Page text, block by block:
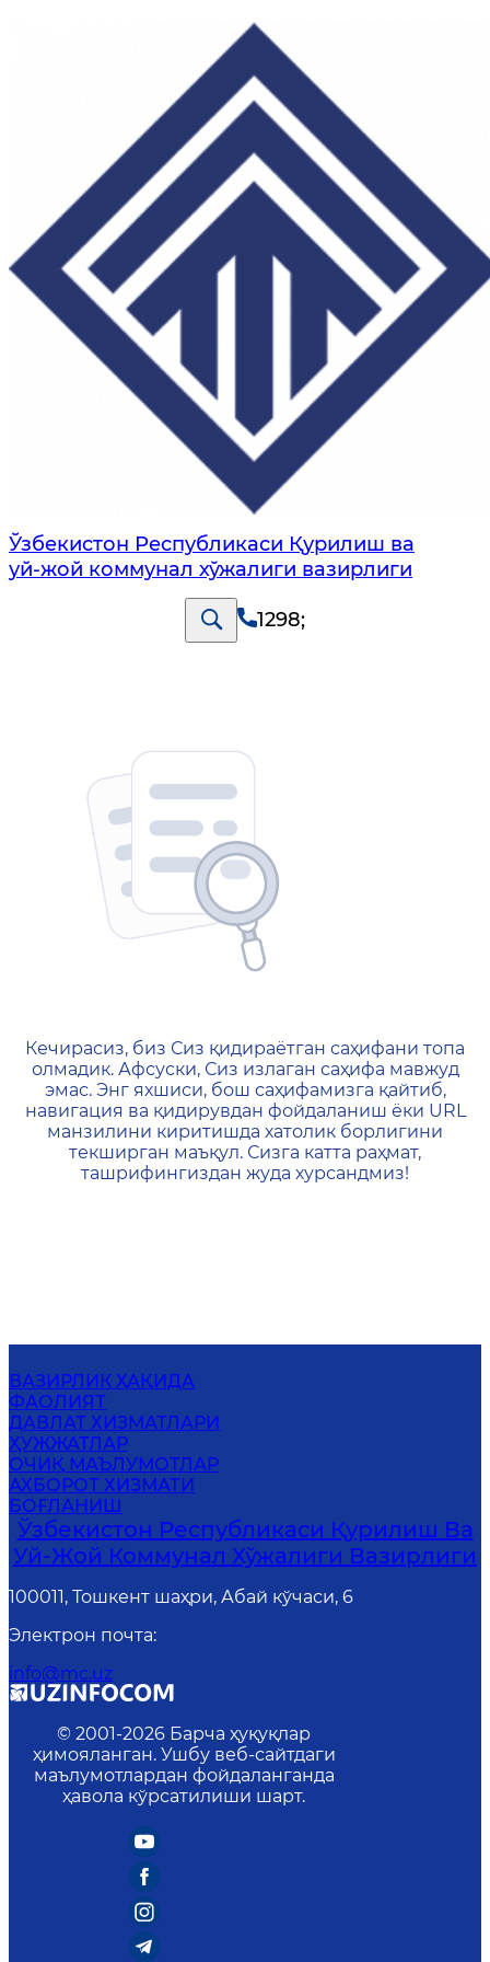
Ўзбекистон Республикаси Қурилиш ва
уй-жой коммунал хўжалиги вазирлиги
1298;
404 — Страница не
Кечирасиз, биз Сиз қидираётган саҳифани топа
олмадик. Афсуски, Сиз излаган саҳифа мавжуд
эмас. Энг яхшиси, бош саҳифамизга қайтиб,
навигация ва қидирувдан фойдаланиш ёки URL
манзилини киритишда хатолик борлигини
текширган маъқул. Сизга катта раҳмат,
ташрифингиздан жуда хурсандмиз!
ВАЗИРЛИК ҲАҚИДА
ФАОЛИЯТ
ДАВЛАТ ХИЗМАТЛАРИ
ҲУЖЖАТЛАР
ОЧИҚ МАЪЛУМОТЛАР
АХБОРОТ ХИЗМАТИ
БОҒЛАНИШ
Ўзбекистон Республикаси Қурилиш Ва
Уй-Жой Коммунал Хўжалиги Вазирлиги
100011, Тошкент шаҳри, Абай кўчаси, 6
Электрон почта:
info@mc.uz
© 2001-2026 Барча ҳуқуқлар
ҳимояланган. Ушбу веб-сайтдаги
маълумотлардан фойдаланганда
ҳавола кўрсатилиши шарт.